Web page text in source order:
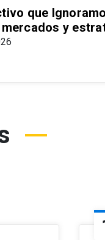
que
y